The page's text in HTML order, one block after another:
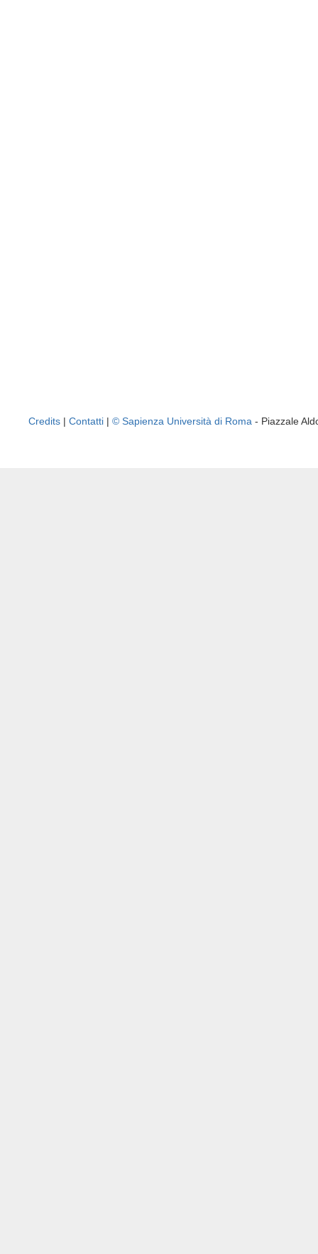
Credits | Contatti | © Sapienza Università di Roma - Piazzale